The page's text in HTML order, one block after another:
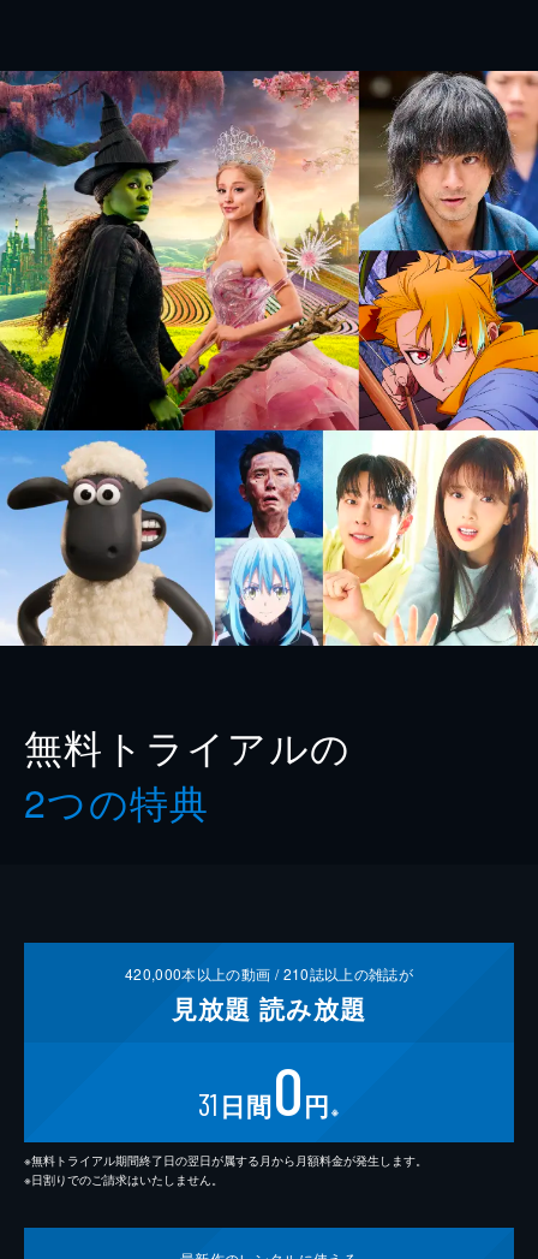
無料トライアルの
2つの特典
420,000本以上の動画 /210誌以上の雑誌が
見放題 読み放題
31 日間0円 ※
※無料トライアル期間終了日の翌日が属する月から月額料金が発生します。
※日割りでのご請求はいたしません。